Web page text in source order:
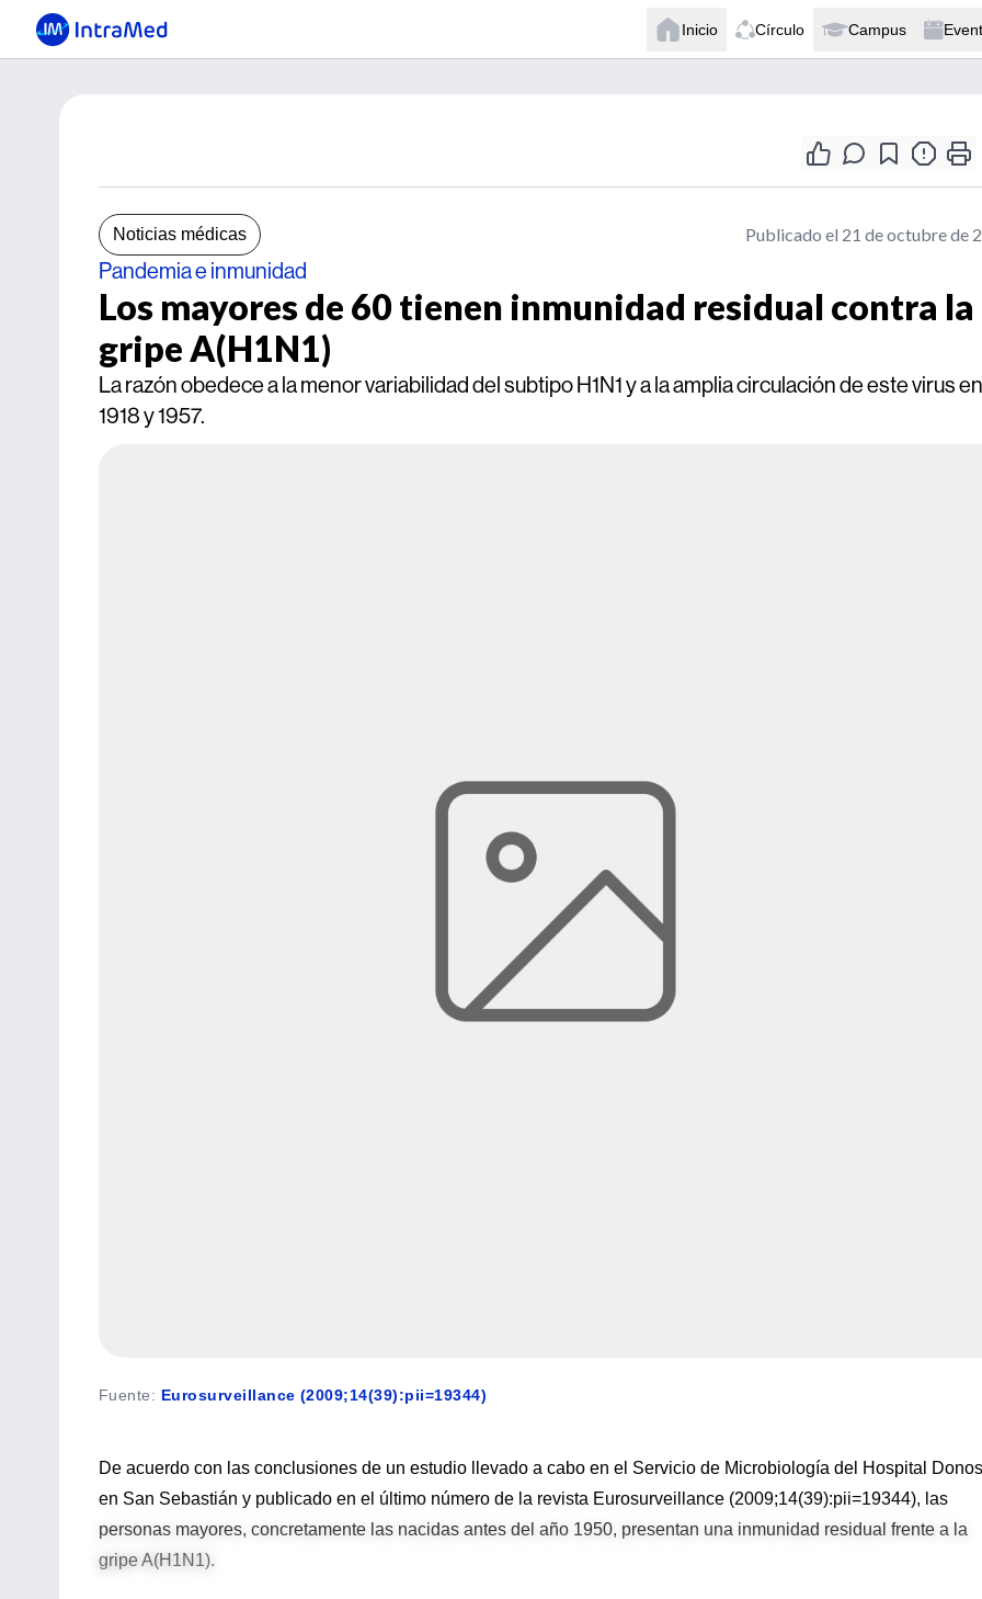
Inicio Círculo Campus
Noticias médicas Publicado el 21 de octubre de
Pandemia e inmunidad
Los mayores de 60 tienen inmunidad residual contra la
gripe A(H1N1)
La razón obedece a la menor variabilidad del subtipo H1N1 y a la amplia circulación de este virus
1918 y 1957.
Fuente: Eurosurveillance (2009;14(39):pii=19344)
De acuerdo con las conclusiones de un estudio llevado a cabo en el Servicio de Microbiología del Hospital
en San Sebastián y publicado en el último número de la revista Eurosurveillance (2009;14(39):pii=19344), las
personas mayores, concretamente las nacidas antes del año 1950, presentan una inmunidad residual frente a la
gripe A(H1N1).